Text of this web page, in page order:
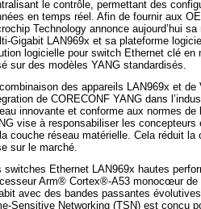
le contrôle, permettant des
en temps réel. Afin de fournir aux
Technology annonce aujourd’hui
Gigabit LAN969x et sa plateforme
logicielle pour switch Ethernet clé en
sur des modèles YANG standardisés.
des appareils LAN969x et
de CORECONF YANG dans
innovante et conforme aux normes de
vise à responsabiliser les concepteurs
couche réseau matérielle. Cela réduit
sur le marché.
switches Ethernet LAN969x hautes
Arm® Cortex®-A53 monocœur
avec des bandes passantes
Sensitive Networking (TSN) est conçu